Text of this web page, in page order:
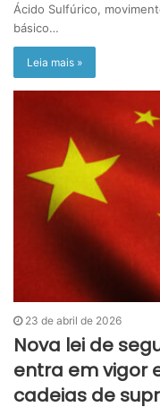
Ácido Sulfúrico,
básico…
Leia mais »
23 de abril de 2026
Nova lei de
entra em vigor
cadeias de